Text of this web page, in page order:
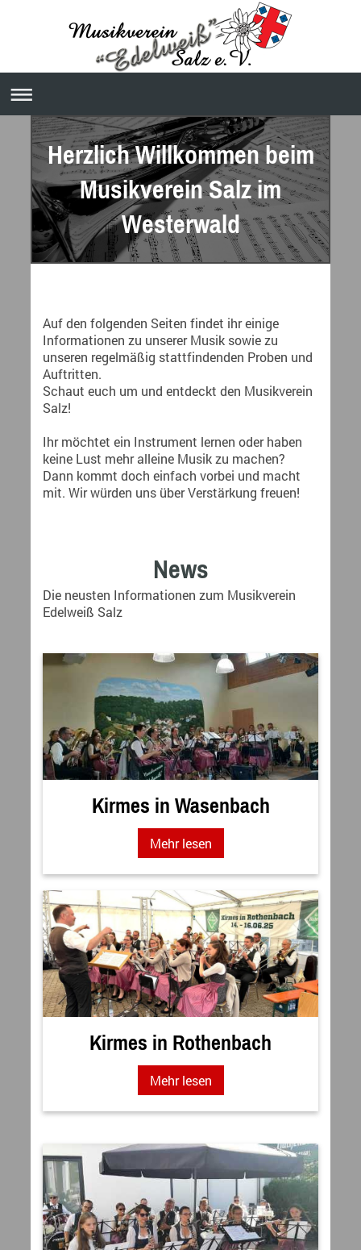
Herzlich Willkommen beim
Musikverein Salz im
Westerwald
Auf den folgenden Seiten findet ihr einige
Informationen zu unserer Musik sowie zu
unseren regelmäßig stattfindenden Proben und
Auftritten.
Schaut euch um und entdeckt den Musikverein
Salz!
Ihr möchtet ein Instrument lernen oder haben
keine Lust mehr alleine Musik zu machen?
Dann kommt doch einfach vorbei und macht
mit. Wir würden uns über Verstärkung freuen!
News
Die neusten Informationen zum Musikverein
Edelweiß Salz
Kirmes in Wasenbach
Mehr lesen
Kirmes in Rothenbach
Mehr lesen